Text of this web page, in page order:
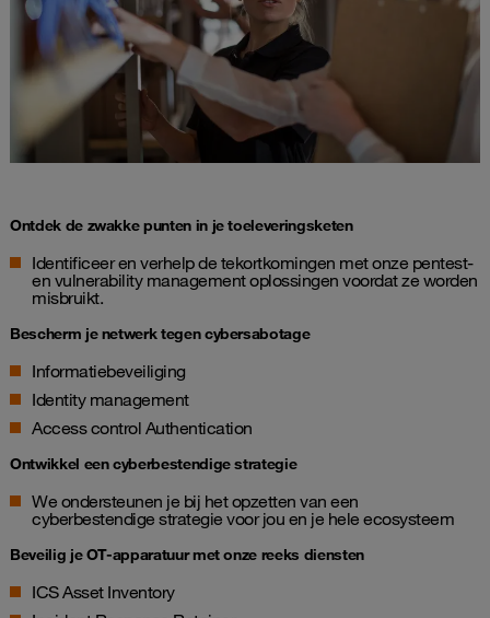
Ontdek de zwakke punten in je toeleveringsketen
Identificeer en verhelp de tekortkomingen met onze pentest-
en vulnerability managementoplossingen voordat ze worden
misbruikt.
Bescherm je netwerk tegen cybersabotage
Informatiebeveiliging
Identity management
Access control Authentication
Ontwikkel een cyberbestendige strategie
We ondersteunen je bij het opzetten van een
cyberbestendige strategie voor jou en je hele ecosysteem
Beveilig je OT-apparatuur met onze reeks diensten
ICS Asset Inventory